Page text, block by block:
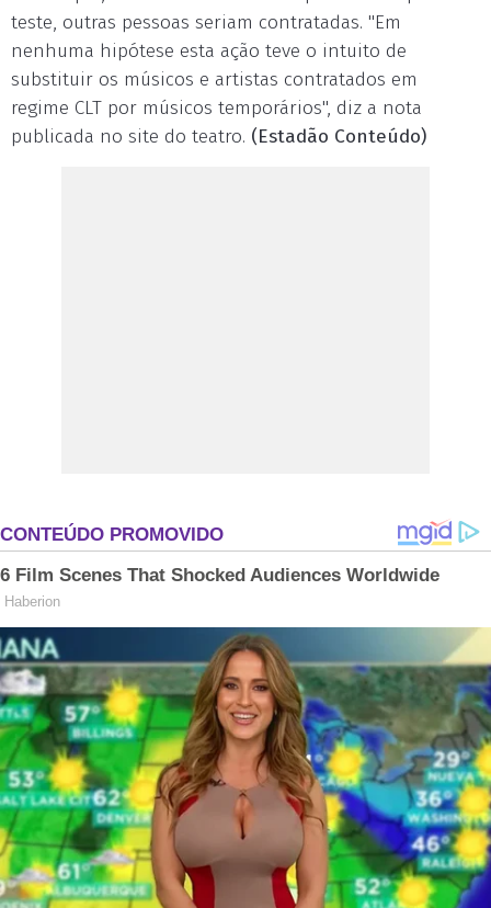
teste, outras pessoas seriam contratadas. "Em
nenhuma hipótese esta ação teve o intuito de
substituir os músicos e artistas contratados em
regime CLT por músicos temporários", diz a nota
publicada no site do teatro. (Estadão Conteúdo)